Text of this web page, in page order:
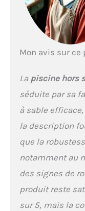
Mon avis sur ce
La piscine hors
séduite par sa
à sable
la description
que la
notamment au
des signes de
produit reste
sur 5, mais la